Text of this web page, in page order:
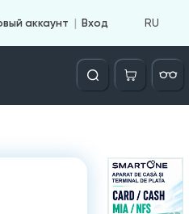
аккаунт Вход RU
Căutare